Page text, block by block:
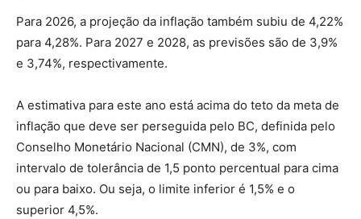
Para 2026, a projeção da inflação também subiu de 4,22%
para 4,28%. Para 2027 e 2028, as previsões são de 3,9%
e 3,74%, respectivamente.
A estimativa para este ano está acima do teto da meta de
inflação que deve ser perseguida pelo BC, definida pelo
Conselho Monetário Nacional (CMN), de 3%, com
intervalo de tolerância de 1,5 ponto percentual para cima
ou para baixo. Ou seja, o limite inferior é 1,5% e o
superior 4,5%.